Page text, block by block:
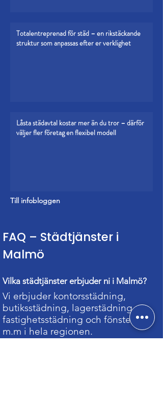
Totalentreprenad för städ – en rikstäckande
struktur som anpassas efter er verklighet
Låsta städavtal kostar mer än du tror – därför
väljer fler företag en flexibel modell
Till infobloggen
FAQ – Städtjänster i
Malmö
Vilka städtjänster erbjuder ni i Malmö?
Vi erbjuder kontorsstädning,
butiksstädning, lagerstädning,
fastighetsstädning och fönsterputs
m.m i hela regionen.